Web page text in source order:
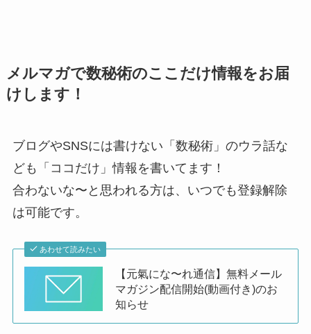
メルマガで数秘術のここだけ情報をお届
けします！
ブログやSNSには書けない「数秘術」のウラ話な
ども「ココだけ」情報を書いてます！
合わないな〜と思われる方は、いつでも登録解除
は可能です。
あわせて読みたい
【元氣にな〜れ通信】無料メール
マガジン配信開始(動画付き)のお
知らせ